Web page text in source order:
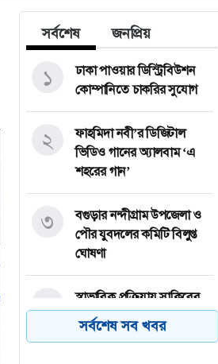
সর্বশেষ জনপ্রিয়
ঢাকা পাওয়ার ডিস্ট্রিবিউশন
কোম্পানিতে চাকরির সুযোগ
১
ফাহমিদা নবী’র ডিজিটাল
ভিডিও গানের অ্যালবাম ‘এ
শহরের গান’
২
বগুড়ার নন্দীগ্রাম উপজেলা ও
পৌর যুবদলের কমিটি বিলুপ্ত
ঘোষণা
৩
স্বাভাবিক প্রক্রিয়ায় সাকিবের
দেশে ফেরার সুযোগ নেই: ক্রীড়া
প্রতিমন্ত্রী
৪
সর্বশেষ সব খবর